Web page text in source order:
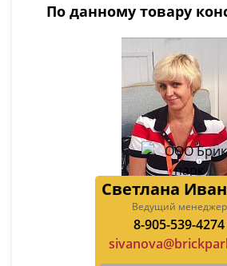
По данному товару
Светлана
Ведущий менеджер
8-905-539-4274